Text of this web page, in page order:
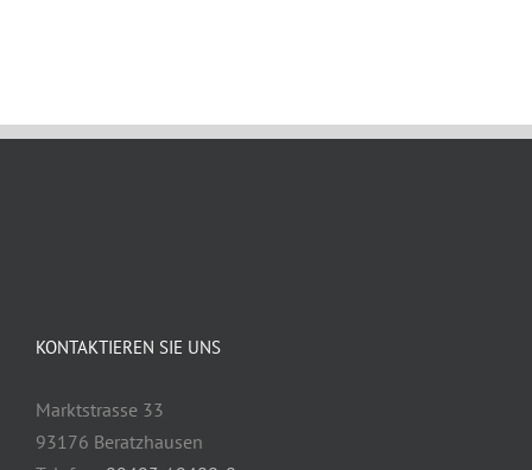
KONTAKTIEREN SIE UNS
Marktstrasse 33
93176 Beratzhausen